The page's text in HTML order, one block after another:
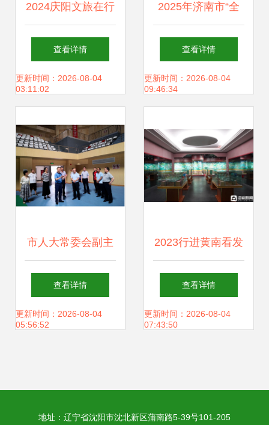
2024庆阳文旅在行
动 丰富文化生活，
凝聚精神力量——
全面升级
查看详情
更新时间：2026-08-04
03:11:02
2025年济南市“全
民健身日”主题系列
活动盛大开启 全民
文化场馆管理服务
新气象
查看详情
更新时间：2026-08-04
09:46:34
市人大常委会副主
任李勇一行调研文
体旅产业工作 文化
查看详情
更新时间：2026-08-04
05:56:52
2023行进黄南看发
展 网媒记者走进博
物馆了解历史变
务新篇章
查看详情
更新时间：2026-08-04
07:43:50
地址：辽宁省沈阳市沈北新区蒲南路5-39号101-205